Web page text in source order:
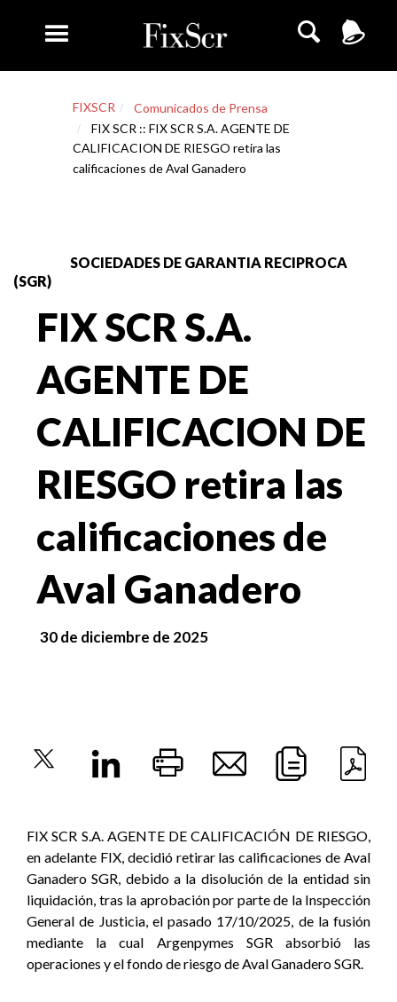
FIXSCR
Comunicados de Prensa
FIX SCR :: FIX SCR S.A. AGENTE DE
CALIFICACION DE RIESGO retira las
calificaciones de Aval Ganadero
SOCIEDADES DE GARANTIA RECIPROCA
(SGR)
FIX SCR S.A.
AGENTE DE
CALIFICACION DE
RIESGO retira las
calificaciones de
Aval Ganadero
30 de diciembre de 2025
FIX SCR S.A. AGENTE DE CALIFICACIÓN DE RIESGO,
en adelante FIX, decidió retirar las calificaciones de Aval
Ganadero SGR, debido a la disolución de la entidad sin
liquidación, tras la aprobación por parte de la Inspección
General de Justicia, el pasado 17/10/2025, de la fusión
mediante la cual Argenpymes SGR absorbió las
operaciones y el fondo de riesgo de Aval Ganadero SGR.